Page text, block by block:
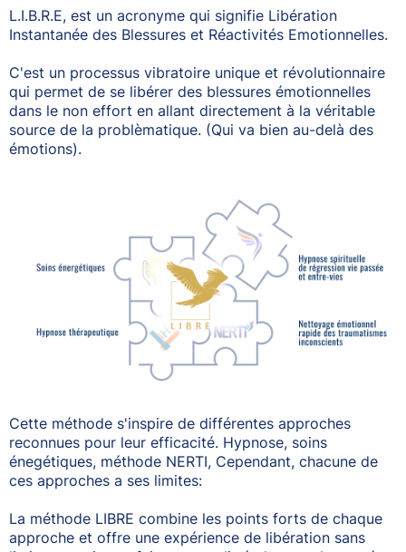
L.I.B.R.E, est un acronyme qui signifie Libération
Instantanée des Blessures et Réactivités Emotionnelles.
C'est un processus vibratoire unique et révolutionnaire
qui permet de se libérer des blessures émotionnelles
dans le non effort en allant directement à la véritable
source de la problèmatique. (Qui va bien au-delà des
émotions).
Cette méthode s'inspire de différentes approches
reconnues pour leur efficacité. Hypnose, soins
énegétiques, méthode NERTI, Cependant, chacune de
ces approches a ses limites:
La méthode LIBRE combine les points forts de chaque
approche et offre une expérience de libération sans